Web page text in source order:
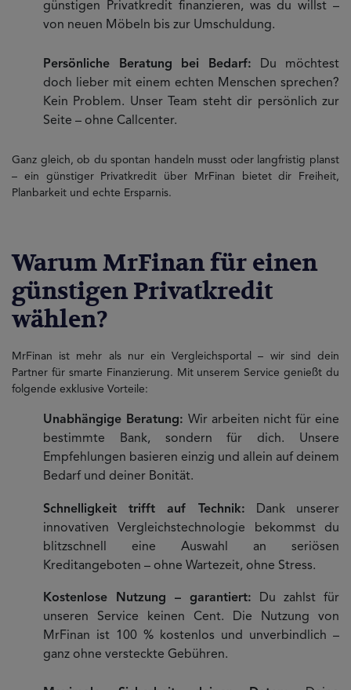
günstigen Privatkredit finanzieren, was du willst –
von neuen Möbeln bis zur Umschuldung.
Persönliche Beratung bei Bedarf: Du möchtest
doch lieber mit einem echten Menschen sprechen?
Kein Problem. Unser Team steht dir persönlich zur
Seite – ohne Callcenter.
Ganz gleich, ob du spontan handeln musst oder langfristig planst
– ein günstiger Privatkredit über MrFinan bietet dir Freiheit,
Planbarkeit und echte Ersparnis.
Warum MrFinan für einen
günstigen Privatkredit
wählen?
MrFinan ist mehr als nur ein Vergleichsportal – wir sind dein
Partner für smarte Finanzierung. Mit unserem Service genießt du
folgende exklusive Vorteile:
Unabhängige Beratung: Wir arbeiten nicht für eine
bestimmte Bank, sondern für dich. Unsere
Empfehlungen basieren einzig und allein auf deinem
Bedarf und deiner Bonität.
Schnelligkeit trifft auf Technik: Dank unserer
innovativen Vergleichstechnologie bekommst du
blitzschnell eine Auswahl an seriösen
Kreditangeboten – ohne Wartezeit, ohne Stress.
Kostenlose Nutzung – garantiert: Du zahlst für
unseren Service keinen Cent. Die Nutzung von
MrFinan ist 100 % kostenlos und unverbindlich –
ganz ohne versteckte Gebühren.